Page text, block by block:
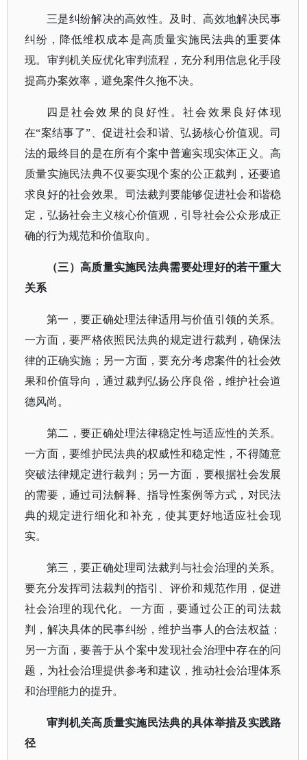
三是纠纷解决的高效性。及时、高效地解决民事
纠纷，降低维权成本是高质量实施民法典的重要体
现。审判机关应优化审判流程，充分利用信息化手段
提高办案效率，避免案件久拖不决。
四是社会效果的良好性。社会效果良好体现
在“案结事了”、促进社会和谐、弘扬核心价值观。司
法的最终目的是在所有个案中普遍实现实体正义。高
质量实施民法典不仅要实现个案的公正裁判，还要追
求良好的社会效果。司法裁判要能够促进社会和谐稳
定，弘扬社会主义核心价值观，引导社会公众形成正
确的行为规范和价值取向。
（三）高质量实施民法典需要处理好的若干重大
关系
第一，要正确处理法律适用与价值引领的关系。
一方面，要严格依照民法典的规定进行裁判，确保法
律的正确实施；另一方面，要充分考虑案件的社会效
果和价值导向，通过裁判弘扬公序良俗，维护社会道
德风尚。
第二，要正确处理法律稳定性与适应性的关系。
一方面，要维护民法典的权威性和稳定性，不得随意
突破法律规定进行裁判；另一方面，要根据社会发展
的需要，通过司法解释、指导性案例等方式，对民法
典的规定进行细化和补充，使其更好地适应社会现
实。
第三，要正确处理司法裁判与社会治理的关系。
要充分发挥司法裁判的指引、评价和规范作用，促进
社会治理的现代化。一方面，要通过公正的司法裁
判，解决具体的民事纠纷，维护当事人的合法权益；
另一方面，要善于从个案中发现社会治理中存在的问
题，为社会治理提供参考和建议，推动社会治理体系
和治理能力的提升。
审判机关高质量实施民法典的具体举措及实践路
径